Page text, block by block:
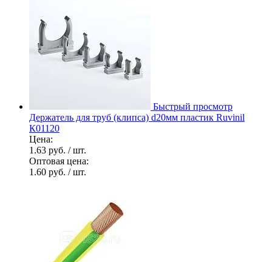
Быстрый просмотр
Держатель для труб (клипса) d20мм пластик Ruvinil
К01120
Цена:
1.63 руб. / шт.
Оптовая цена:
1.60 руб. / шт.